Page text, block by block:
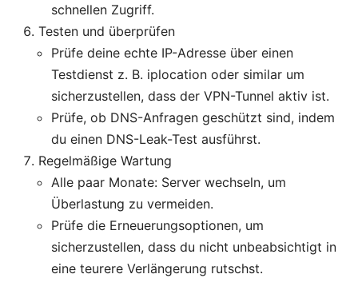
schnellen Zugriff.
Testen und überprüfen
Prüfe deine echte IP-Adresse über einen
Testdienst z. B. iplocation oder similar um
sicherzustellen, dass der VPN-Tunnel aktiv ist.
Prüfe, ob DNS-Anfragen geschützt sind, indem
du einen DNS-Leak-Test ausführst.
Regelmäßige Wartung
Alle paar Monate: Server wechseln, um
Überlastung zu vermeiden.
Prüfe die Erneuerungsoptionen, um
sicherzustellen, dass du nicht unbeabsichtigt in
eine teurere Verlängerung rutschst.